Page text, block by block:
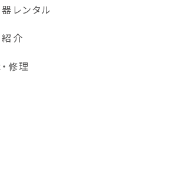
レンタル
介
修理